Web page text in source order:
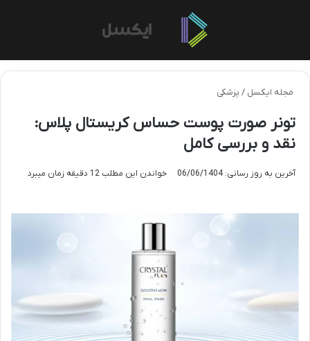
مجله ایکسل / پزشکی
تونر صورت پوست حساس کریستال پلاس:
نقد و بررسی کامل
آخرین به روز رسانی: 06/06/1404 خواندن این مطلب 12 دقیقه زمان میبرد